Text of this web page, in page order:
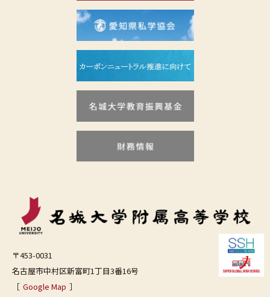
〒453-0031
名古屋市中村区新富町1丁目3番16号
［ Google Map ］